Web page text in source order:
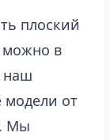
плоский
можно в
наш
модели от
Мы